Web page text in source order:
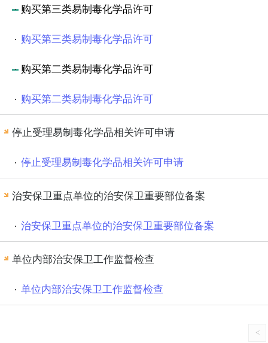
购买第三类易制毒化学品许可
购买第三类易制毒化学品许可
购买第二类易制毒化学品许可
购买第二类易制毒化学品许可
停止受理易制毒化学品相关许可申请
停止受理易制毒化学品相关许可申请
治安保卫重点单位的治安保卫重要部位备案
治安保卫重点单位的治安保卫重要部位备案
单位内部治安保卫工作监督检查
单位内部治安保卫工作监督检查
<